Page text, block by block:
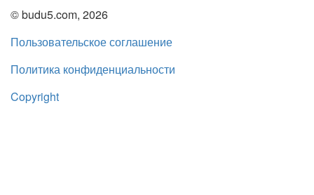
© budu5.com, 2026
Пользовательское соглашение
Политика конфиденциальности
Copyright